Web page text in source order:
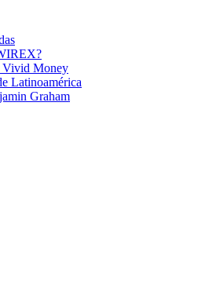
Vivid Money
Latinoamérica
Graham